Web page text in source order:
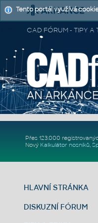
CAD FÓRUM - TIPY A
Přes 123.000
Nový Kalkulátor nosníků,
HLAVNÍ STRÁNKA
DISKUZNÍ FÓRUM
Tento portál využívá